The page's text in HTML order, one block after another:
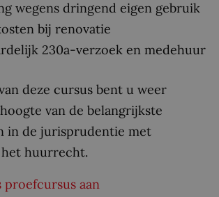
wegens dringend eigen gebruik
bij renovatie
230a-verzoek en medehuur
deze cursus bent u weer
van de belangrijkste
in de jurisprudentie met
huurrecht.
proefcursus aan